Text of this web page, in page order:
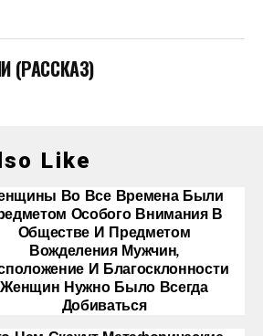
(РАССКАЗ)
Like
Во Все Времена Были
Особого Внимания В
Обществе И Предметом
Вожделения Мужчин,
И Благосклонности
Женщин Нужно Было Всегда
Добиваться